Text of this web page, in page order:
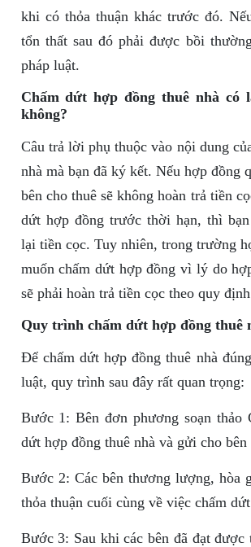
khi có thỏa thuận khác trước đó.
tổn thất sau đó phải được bồi
pháp luật.
Chấm dứt hợp đồng thuê nhà có
không?
Câu trả lời phụ thuộc vào nội dung
nhà mà bạn đã ký kết. Nếu hợp đồng
bên cho thuê sẽ không hoàn trả tiền
dứt hợp đồng trước thời hạn, thì bạn
lại tiền cọc. Tuy nhiên, trong trường
muốn chấm dứt hợp đồng vì lý do
sẽ phải hoàn trả tiền cọc theo quy
Quy trình chấm dứt hợp đồng thuê
Để chấm dứt hợp đồng thuê nhà
luật, quy trình sau đây rất quan trọng:
Bước 1: Bên đơn phương soạn thảo
dứt hợp đồng thuê nhà và gửi cho
Bước 2: Các bên thương lượng, hòa
thỏa thuận cuối cùng về việc chấm
Bước 3: Sau khi các bên đã đạt được